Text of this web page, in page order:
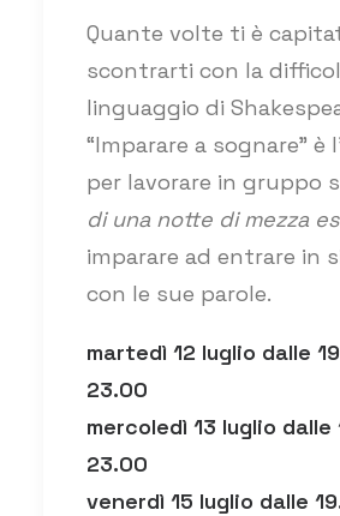
Quante volte ti è
scontrarti con la
linguaggio di
“Imparare a sognare” è
per lavorare in gruppo
di una notte di mezza
imparare ad entrare in
con le sue parole.
martedì 12 luglio dalle
23.00
mercoledì 13 luglio dalle
23.00
venerdì 15 luglio dalle